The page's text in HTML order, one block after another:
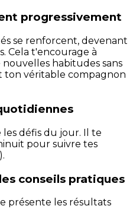
progressivement
se renforcent, devenant
Cela t'encourage à
habitudes sans
ton véritable compagnon
les défis du jour. Il te
pour suivre tes
conseils pratiques
présente les résultats